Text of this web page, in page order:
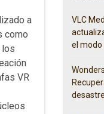
a
como
los
VR
VLC
el modo
desastre